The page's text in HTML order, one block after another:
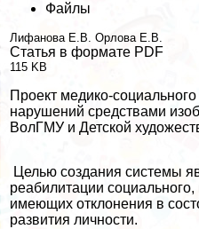
Файлы
Лифанова Е.В.Орлова Е.В.
Статья в формате PDF
115 KB
Проект медико-
нарушений средствами
ВолГМУ и Детской
Целью создания системы
реабилитации
имеющих отклонения в
развития личности.